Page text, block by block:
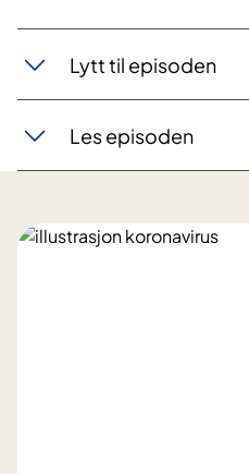
Lytt til episoden​​
Les episoden